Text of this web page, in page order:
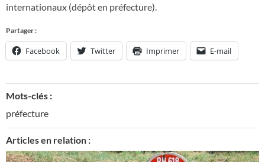
internationaux (dépôt en préfecture).
Partager :
Facebook Twitter Imprimer E-mail
Mots-clés :
préfecture
Articles en relation :